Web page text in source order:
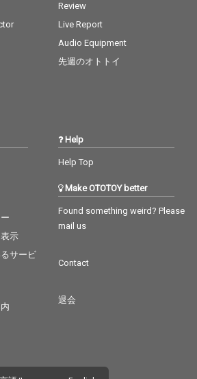
Review
Live Report
Audio Equipment
先週のオトトイ
示
サービ
Help
Help Top
Make OTOTOY better
Found something weird? Please
mail us
Contact
退会